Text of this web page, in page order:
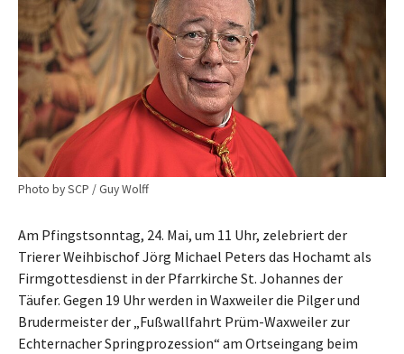
Photo by SCP / Guy Wolff
Am Pfingstsonntag, 24. Mai, um 11 Uhr, zelebriert der
Trierer Weihbischof Jörg Michael Peters das Hochamt als
Firmgottesdienst in der Pfarrkirche St. Johannes der
Täufer. Gegen 19 Uhr werden in Waxweiler die Pilger und
Brudermeister der „Fußwallfahrt Prüm-Waxweiler zur
Echternacher Springprozession“ am Ortseingang beim